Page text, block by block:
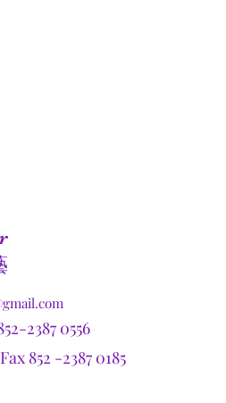
2387 0556
852 -2387 0185